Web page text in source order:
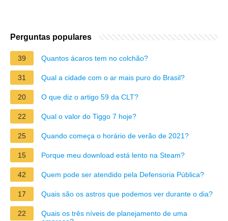
Perguntas populares
39 Quantos ácaros tem no colchão?
31 Qual a cidade com o ar mais puro do Brasil?
20 O que diz o artigo 59 da CLT?
22 Qual o valor do Tiggo 7 hoje?
25 Quando começa o horário de verão de 2021?
15 Porque meu download está lento na Steam?
42 Quem pode ser atendido pela Defensoria Pública?
17 Quais são os astros que podemos ver durante o dia?
22
Quais os três níveis de planejamento de uma